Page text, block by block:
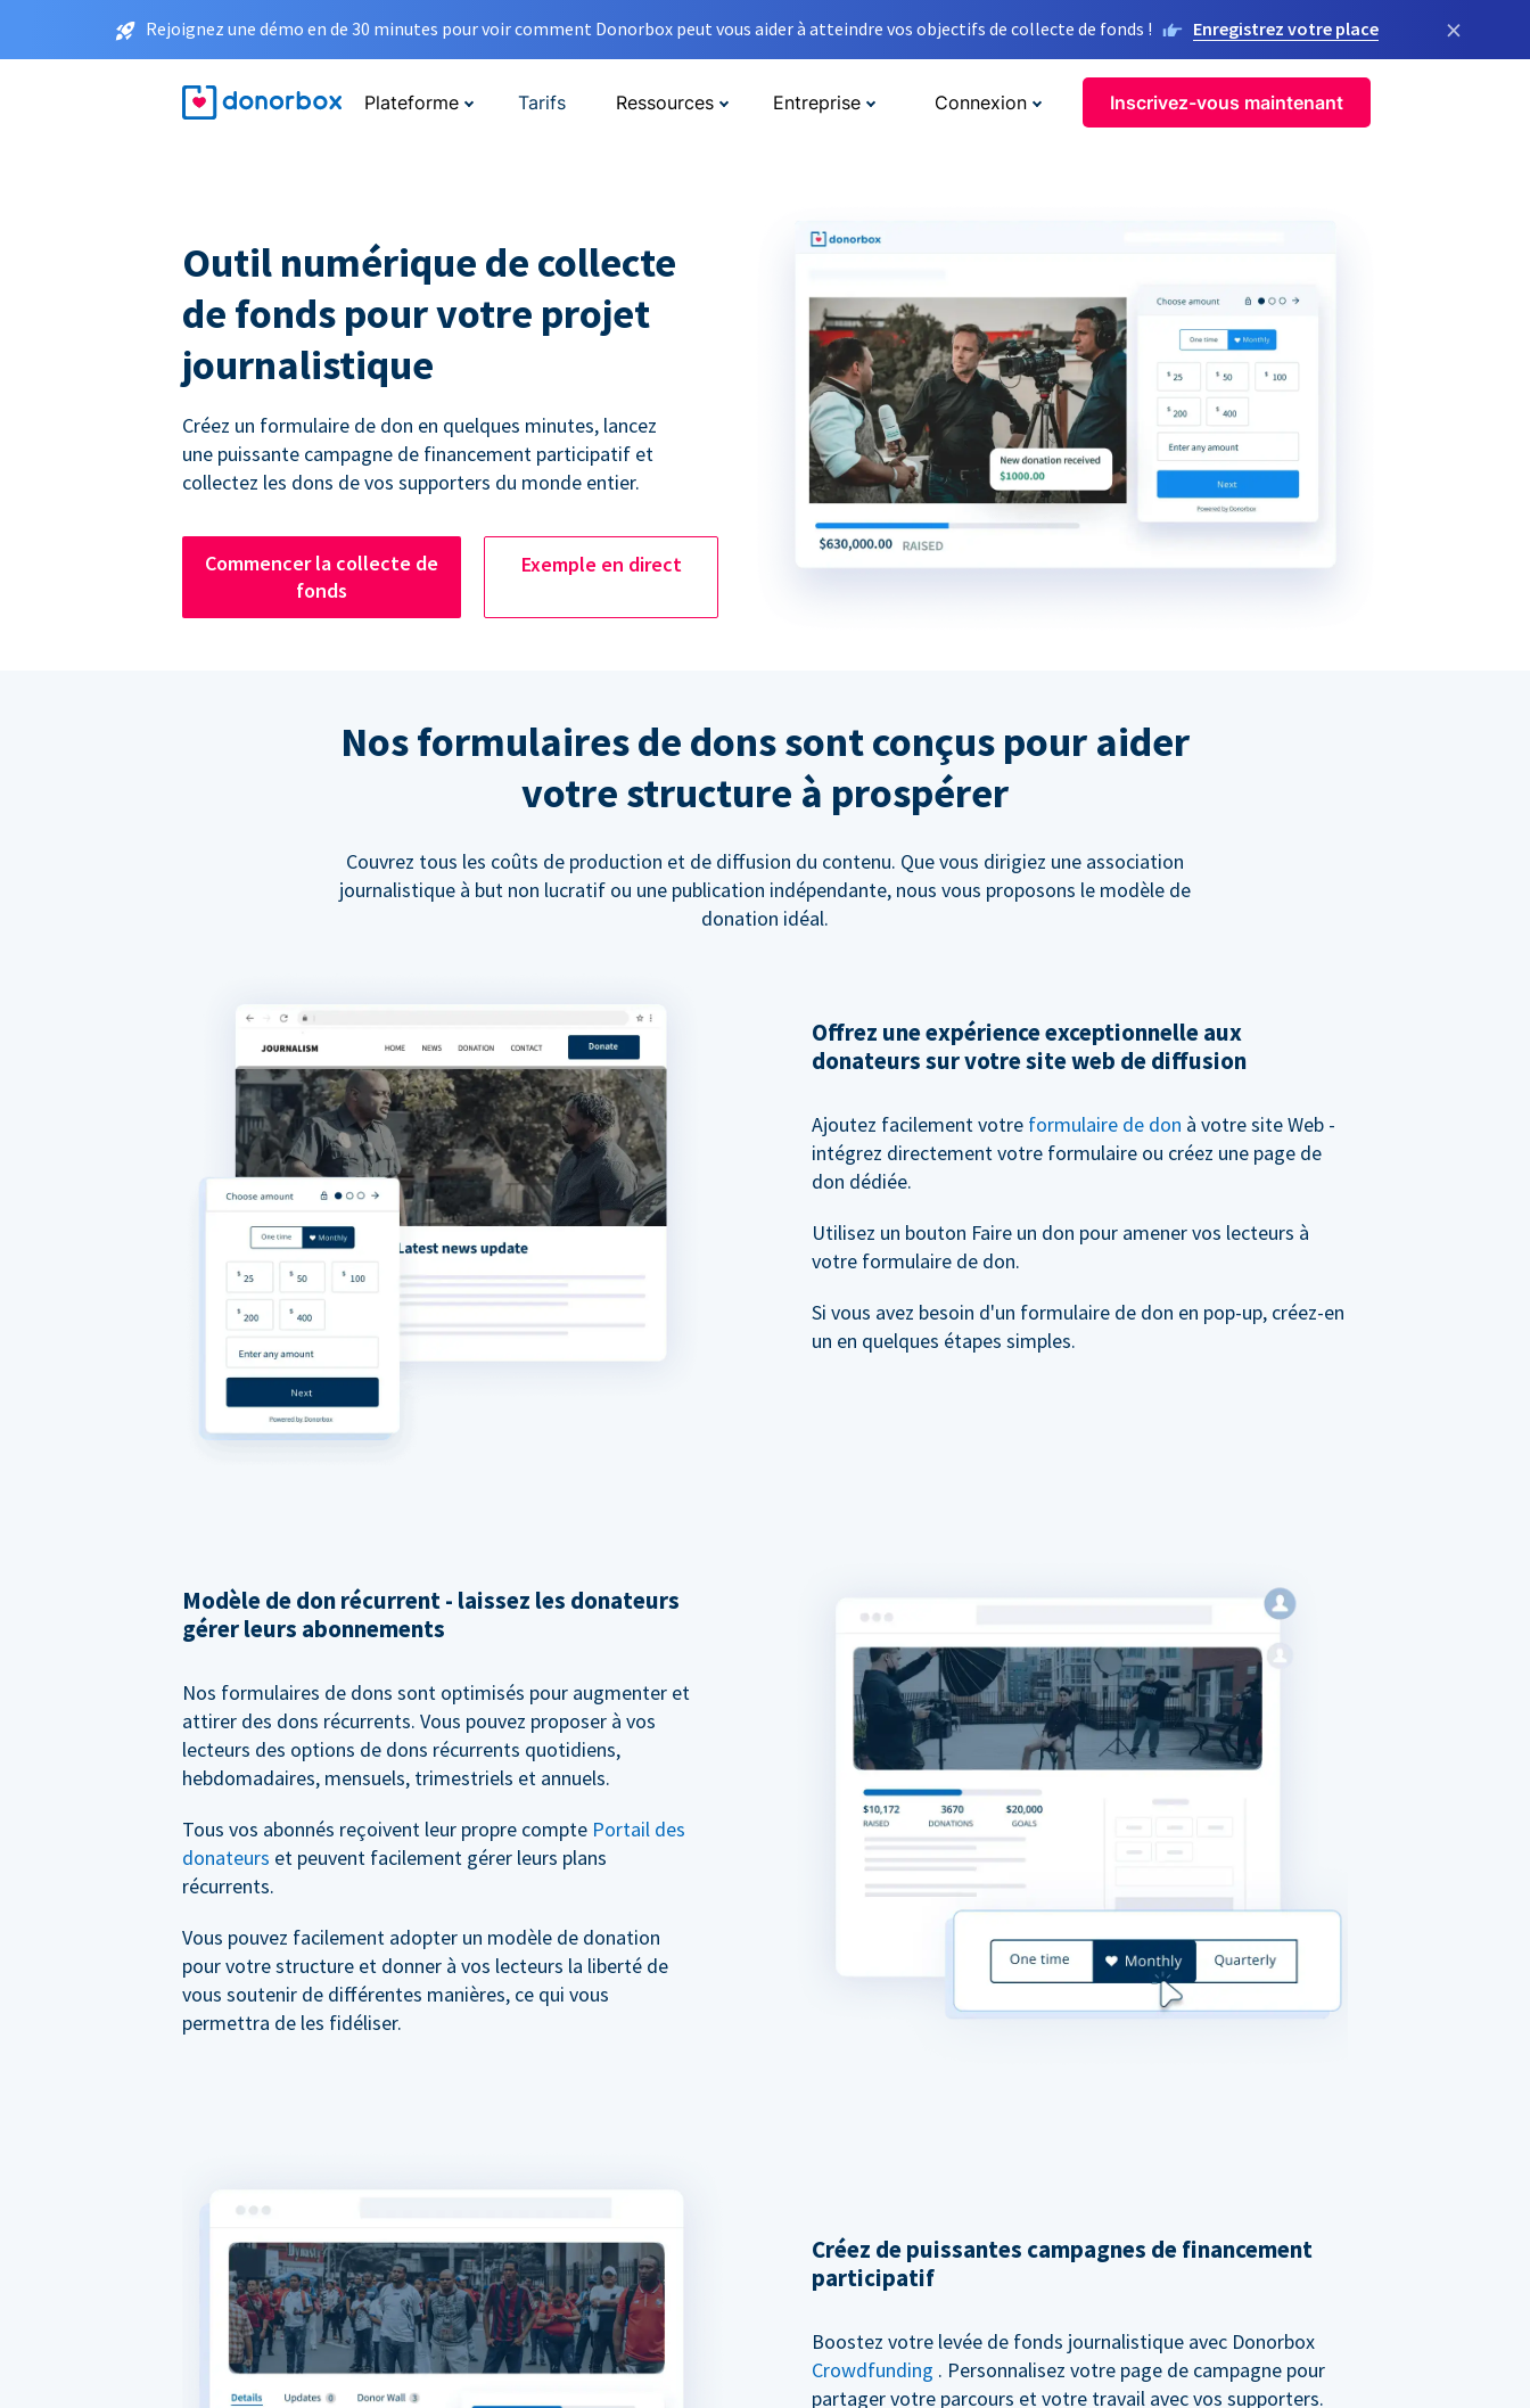
Rejoignez une démo en de 30 minutes pour voir comment Donorbox peut vous aider à atteindre vos objectifs de collecte de fonds ! Enregistrez votre place ×
Plateforme Tarifs Ressources Entreprise Connexion Inscrivez-vous maintenant
Outil numérique de collecte
de fonds pour votre projet
journalistique
Créez un formulaire de don en quelques minutes, lancez
une puissante campagne de financement participatif et
collectez les dons de vos supporters du monde entier.
Commencer la collecte de
fonds
Exemple en direct
Nos formulaires de dons sont conçus pour aider
votre structure à prospérer
Couvrez tous les coûts de production et de diffusion du contenu. Que vous dirigiez une association
journalistique à but non lucratif ou une publication indépendante, nous vous proposons le modèle de
donation idéal.
Offrez une expérience exceptionnelle aux
donateurs sur votre site web de diffusion
Ajoutez facilement votre formulaire de don à votre site Web -
intégrez directement votre formulaire ou créez une page de
don dédiée.
Utilisez un bouton Faire un don pour amener vos lecteurs à
votre formulaire de don.
Si vous avez besoin d'un formulaire de don en pop-up, créez-en
un en quelques étapes simples.
Modèle de don récurrent - laissez les donateurs
gérer leurs abonnements
Nos formulaires de dons sont optimisés pour augmenter et
attirer des dons récurrents. Vous pouvez proposer à vos
lecteurs des options de dons récurrents quotidiens,
hebdomadaires, mensuels, trimestriels et annuels.
Tous vos abonnés reçoivent leur propre compte Portail des
donateurs et peuvent facilement gérer leurs plans
récurrents.
Vous pouvez facilement adopter un modèle de donation
pour votre structure et donner à vos lecteurs la liberté de
vous soutenir de différentes manières, ce qui vous
permettra de les fidéliser.
Créez de puissantes campagnes de financement
participatif
Boostez votre levée de fonds journalistique avec Donorbox
Crowdfunding . Personnalisez votre page de campagne pour
partager votre parcours et votre travail avec vos supporters.